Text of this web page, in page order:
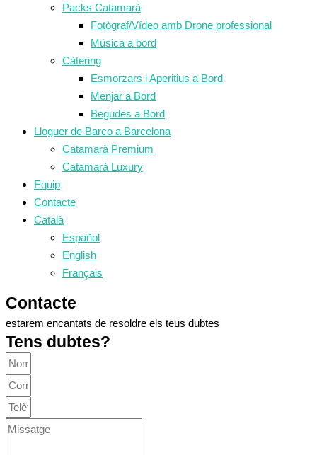
Packs Catamarà
Fotògraf/Vídeo amb Drone professional
Música a bord
Càtering
Esmorzars i Aperitius a Bord
Menjar a Bord
Begudes a Bord
Lloguer de Barco a Barcelona
Catamarà Premium
Catamarà Luxury
Equip
Contacte
Català
Español
English
Français
Contacte
estarem encantats de resoldre els teus dubtes
Tens dubtes?